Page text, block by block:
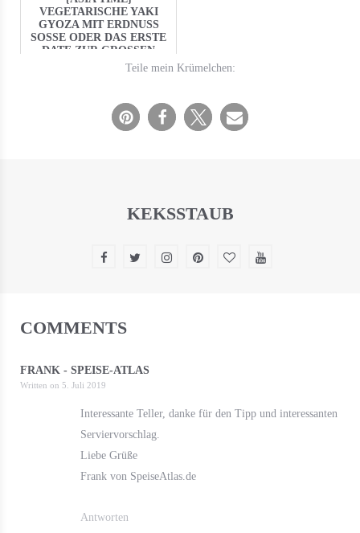
VEGETARISCHE YAKI
GYOZA MIT ERDNUSS
SOSSE ODER DAS ERSTE D
ATE ZUR GROSSEN LI
Teile mein Krümelchen:
KEKSSTAUB
COMMENTS
FRANK - SPEISE-ATLAS
Written on 5. Juli 2019
Interessante Teller, danke für den Tipp und interessanten
Serviervorschlag.
Liebe Grüße
Frank von SpeiseAtlas.de
Antworten